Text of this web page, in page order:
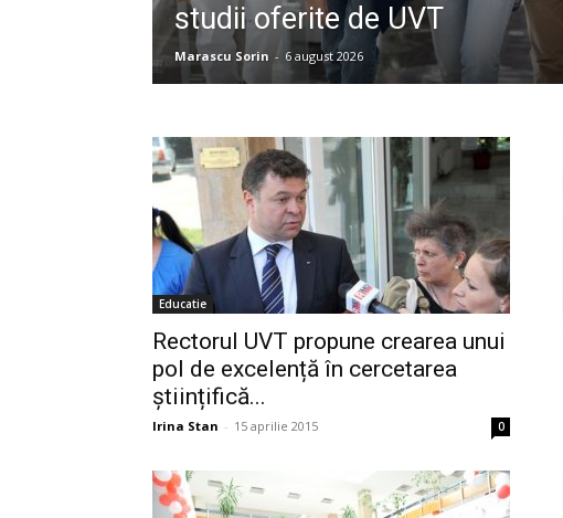
studii oferite de UVT
Marascu Sorin - 6 august 2026
Educatie
Rectorul UVT propune crearea unui
pol de excelență în cercetarea
științifică...
Irina Stan - 15 aprilie 2015 0